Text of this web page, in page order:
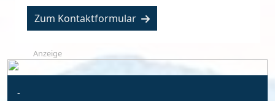
Zum Kontaktformular
Anzeige
-